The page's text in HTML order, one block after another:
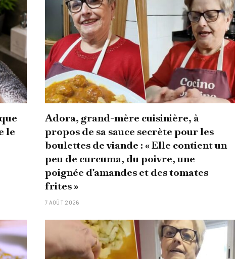
le
Adora, grand-mère cuisinière, à
propos de sa sauce secrète pour les
boulettes de viande : « Elle contient un
peu de curcuma, du poivre, une
poignée d'amandes et des tomates
frites »
7 AOÛT 2026